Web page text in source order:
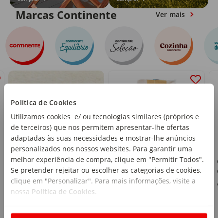
Política de Cookies
Utilizamos cookies e/ ou tecnologias similares (próprios e
de terceiros) que nos permitem apresentar-lhe ofertas
adaptadas às suas necessidades e mostrar-lhe anúncios
personalizados nos nossos websites. Para garantir uma
melhor experiência de compra, clique em "Permitir Todos".
Se pretender rejeitar ou escolher as categorias de cookies,
clique em "Personalizar". Para mais informações, visite a
nossa Política de Cookies
Marcas Continente Ver mais
Ravioli Ricota e
Espinafres Cozinha
Continente